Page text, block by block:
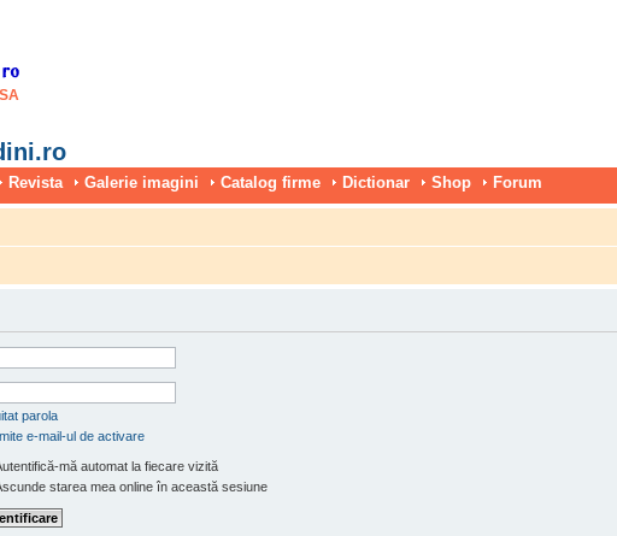
Revista Galerie imagini Catalog firme Dictionar Shop Forum
parola
e-mail-ul de activare
mă automat la fiecare vizită
starea mea online în această sesiune